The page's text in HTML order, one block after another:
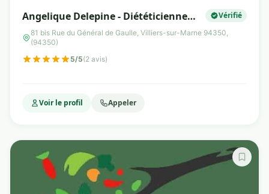
Angelique Delepine - Diététicienne
Nutritionniste
Vérifié
81 bis Rue du Général de Gaulle, Villiers-sur-Marne 94350,
(94350)
5/5(2 avis)
Voir le profil Appeler